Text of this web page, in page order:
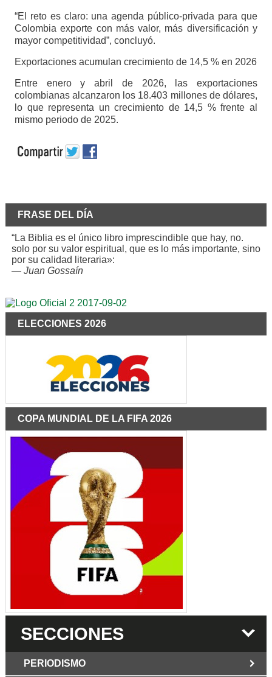
“El reto es claro: una agenda público-privada para que
Colombia exporte con más valor, más diversificación y
mayor competitividad”, concluyó.
Exportaciones acumulan crecimiento de 14,5 % en 2026
Entre enero y abril de 2026, las exportaciones
colombianas alcanzaron los 18.403 millones de dólares,
lo que representa un crecimiento de 14,5 % frente al
mismo periodo de 2025.
FRASE DEL DÍA
“La Biblia es el único libro imprescindible que hay, no.
solo por su valor espiritual, que es lo más importante, sino
por su calidad literaria»:
— Juan Gossaín
ELECCIONES 2026
COPA MUNDIAL DE LA FIFA 2026
SECCIONES
PERIODISMO